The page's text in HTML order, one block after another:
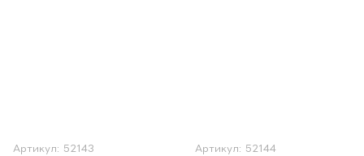
Артикул: 52143 Артикул: 52144